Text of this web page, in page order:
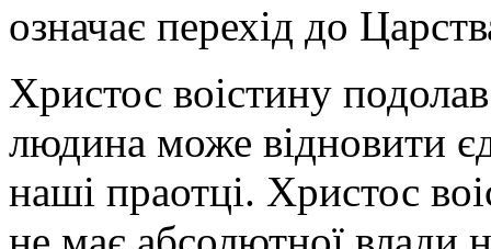
означає перехід до
Христос воістину
людина може відновити
наші праотці. Христос